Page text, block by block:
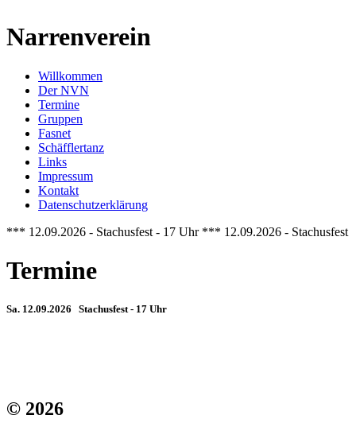
Narrenverein
Willkommen
Der NVN
Termine
Gruppen
Fasnet
Schäfflertanz
Links
Impressum
Kontakt
Datenschutzerklärung
*** 12.09.2026 - Stachusfest - 17 Uhr *** 12.09.2026 -
Termine
Sa. 12.09.2026 Stachusfest - 17 Uhr
© 2026